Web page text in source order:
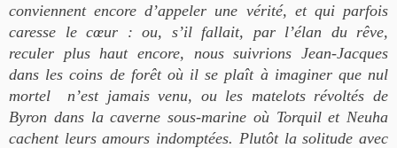
conviennent encore d’appeler une vérité, et qui parfois
caresse le cœur : ou, s’il fallait, par l’élan du rêve,
reculer plus haut encore, nous suivrions Jean-Jacques
dans les coins de forêt où il se plaît à imaginer que nul
mortel n’est jamais venu, ou les matelots révoltés de
Byron dans la caverne sous-marine où Torquil et Neuha
cachent leurs amours indomptées. Plutôt la solitude avec